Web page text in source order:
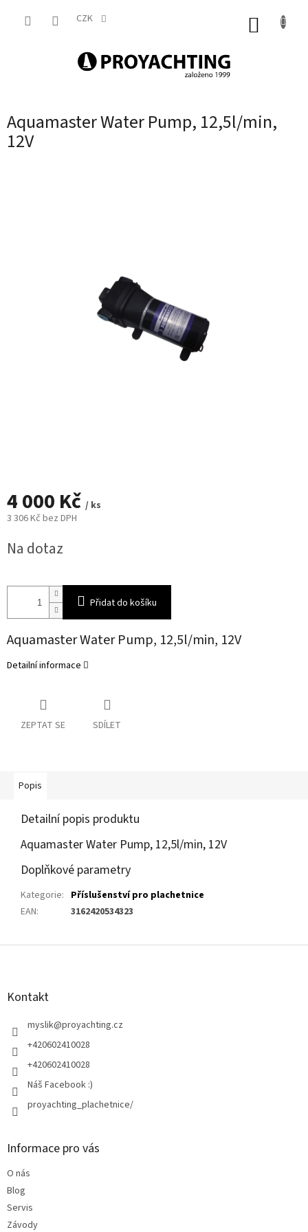
CZK
Aquamaster Water Pump, 12,5l/min,
12V
4 000 Kč / ks
3 306 Kč bez DPH
cena:
Na dotaz
Přidat do košíku
Aquamaster Water Pump, 12,5l/min, 12V
Detailní informace
ZEPTAT SE SDÍLET
Popis
Detailní popis produktu
Aquamaster Water Pump, 12,5l/min, 12V
Doplňkové parametry
Kategorie: Příslušenství pro plachetnice
EAN: 3162420534323
Z
Kontakt
myslik@proyachting.cz
+420602410028
+420602410028
Náš Facebook :)
proyachting_plachetnice/
Informace pro vás
O nás
Blog
Servis
Závody